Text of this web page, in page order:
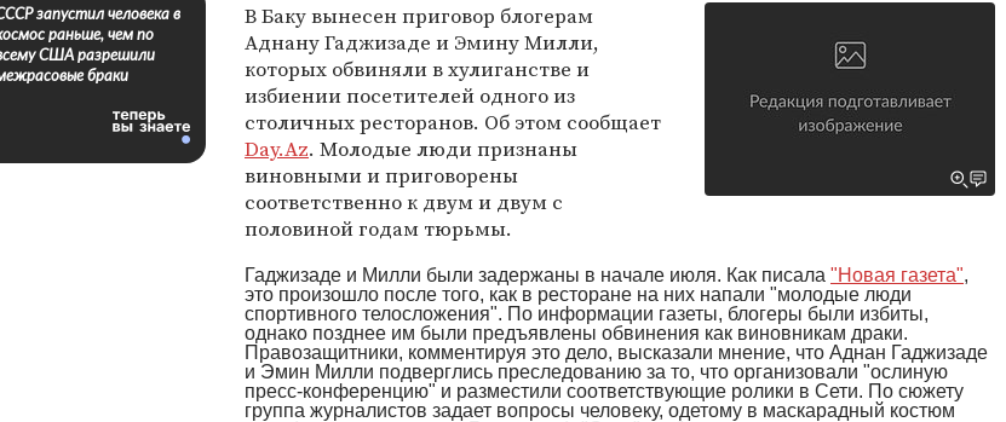
В Баку вынесен приговор блогерам
Аднану Гаджизаде и Эмину Милли,
которых обвиняли в хулиганстве и
избиении посетителей одного из
столичных ресторанов. Об этом сообщает
Day.Az. Молодые люди признаны
виновными и приговорены
соответственно к двум и двум с
половиной годам тюрьмы.
Гаджизаде и Милли были задержаны в начале июля. Как писала "Новая газета",
это произошло после того, как в ресторане на них напали "молодые люди
спортивного телосложения". По информации газеты, блогеры были избиты,
однако позднее им были предъявлены обвинения как виновникам драки.
Правозащитники, комментируя это дело, высказали мнение, что Аднан Гаджизаде
и Эмин Милли подверглись преследованию за то, что организовали "ослиную
пресс-конференцию" и разместили соответствующие ролики в Сети. По сюжету
группа журналистов задает вопросы человеку, одетому в маскарадный костюм
запустил человека в
раньше, чем по
США разрешили
браки